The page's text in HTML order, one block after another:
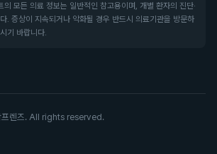
의 모든 의료 정보는 일반적인 참고용이며, 개별 환자의 진단·
. 증상이 지속되거나 악화될 경우 반드시 의료기관을 방문하
기 바랍니다.
프렌즈. All rights reserved.